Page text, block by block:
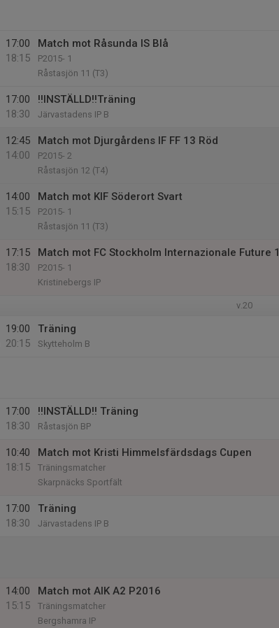
17:00
18:15
Match mot Råsunda IS Blå
P2015- 1
Råstasjön 11 (T3)
17:00
18:30
‼️INSTÄLLD‼️Träning
Järvastadens IP B
12:45
14:00
Match mot Djurgårdens IF FF 13 Röd
P2015- 2
Råstasjön 12 (T4)
14:00
15:15
Match mot KIF Söderort Svart
P2015- 1
Råstasjön 11 (T3)
17:15
18:30
Match mot FC Stockholm Internazionale Future 1
P2015- 1
Kristinebergs IP
v.20
19:00
20:15
Träning
Skytteholm B
17:00
18:30
‼️INSTÄLLD‼️ Träning
Råstasjön BP
10:40
18:15
Match mot Kristi Himmelsfärdsdags Cupen
Träningsmatcher
Skarpnäcks Sportfält
17:00
18:30
Träning
Järvastadens IP B
14:00
15:15
Match mot AIK A2 P2016
Träningsmatcher
Bergshamra IP